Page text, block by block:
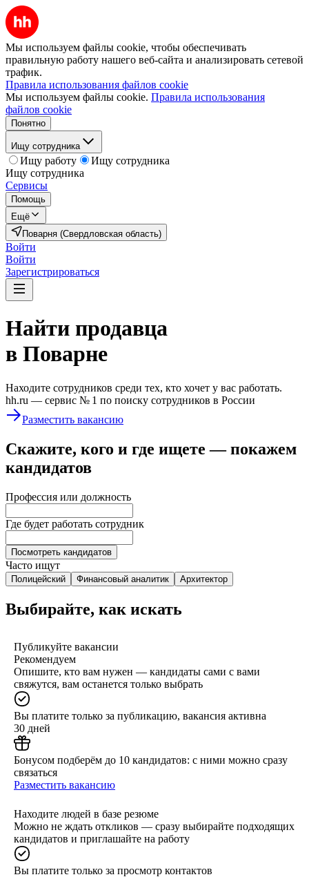
Мы используем файлы cookie, чтобы обеспечивать
правильную работу нашего веб-сайта и анализировать сетевой
трафик.
Правила использования файлов cookie
Мы используем файлы cookie. Правила использования
файлов cookie
Понятно
Ищу сотрудника
Ищу работу
Ищу сотрудника
Ищу сотрудника
Сервисы
Помощь
Ещё
Поварня (Свердловская область)
Войти
Войти
Зарегистрироваться
Найти продавца
в Поварне
Находите сотрудников среди тех, кто хочет у вас работать.
hh.ru — сервис № 1 по поиску сотрудников в России
Разместить вакансию
Скажите, кого и где ищете — покажем
кандидатов
Профессия или должность
Где будет работать сотрудник
Посмотреть кандидатов
Часто ищут
Полицейский Финансовый аналитик Архитектор
Выбирайте, как искать
Публикуйте вакансии
Рекомендуем
Опишите, кто вам нужен — кандидаты сами с вами
свяжутся, вам останется только выбрать
Вы платите только за публикацию, вакансия активна
30 дней
Бонусом подберём до 10 кандидатов: с ними можно сразу
связаться
Разместить вакансию
Находите людей в базе резюме
Можно не ждать откликов — сразу выбирайте подходящих
кандидатов и приглашайте на работу
Вы платите только за просмотр контактов